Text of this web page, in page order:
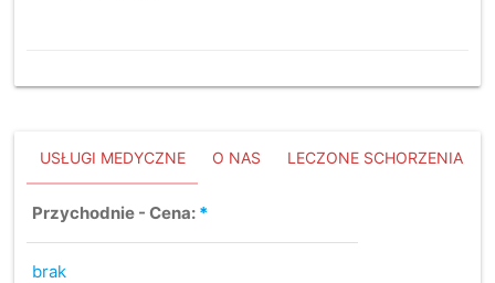
USŁUGI MEDYCZNE O NAS LECZONE SCHORZENIA
Przychodnie - Cena: *
brak